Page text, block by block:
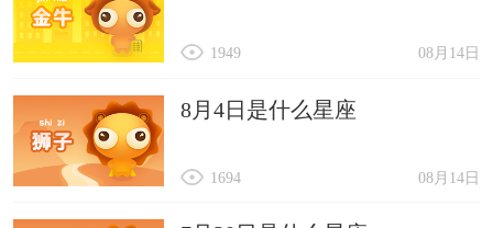
08月14日
1949
8月4日是什么星座
08月14日
1694